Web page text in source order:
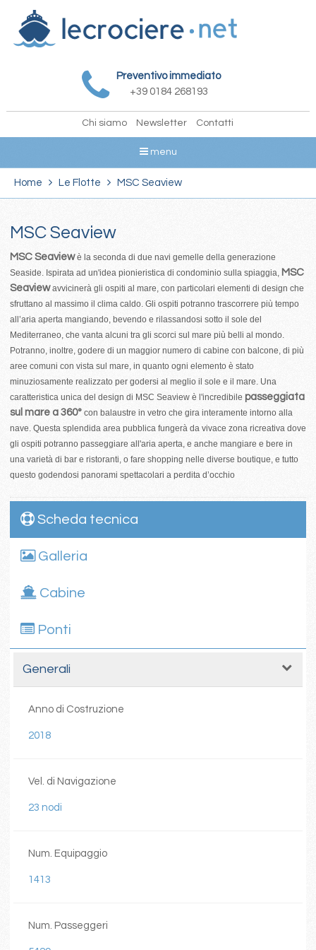
Preventivo immediato
+39 0184 268193
Chi siamo Newsletter Contatti
menu
Home Le Flotte MSC Seaview
MSC Seaview
MSC Seaviewè la seconda di due navi gemelle della generazione
Seaside. Ispirata ad un'idea pionieristica di condominio sulla spiaggia, MSC
Seaviewavvicinerà gli ospiti al mare, con particolari elementi di design che
sfruttano al massimo il clima caldo. Gli ospiti potranno trascorrere più tempo
all’aria aperta mangiando, bevendo e rilassandosi sotto il sole del
Mediterraneo, che vanta alcuni tra gli scorci sul mare più belli al mondo.
Potranno, inoltre, godere di un maggior numero di cabine con balcone, di più
aree comuni con vista sul mare, in quanto ogni elemento è stato
minuziosamente realizzato per godersi al meglio il sole e il mare. Una
caratteristica unica del design di MSC Seaview è l'incredibile passeggiata
sul mare a 360°con balaustre in vetro che gira interamente intorno alla
nave. Questa splendida area pubblica fungerà da vivace zona ricreativa dove
gli ospiti potranno passeggiare all'aria aperta, e anche mangiare e bere in
una varietà di bar e ristoranti, o fare shopping nelle diverse boutique, e tutto
questo godendosi panorami spettacolari a perdita d’occhio
Scheda tecnica
Galleria
Cabine
Ponti
Generali
Anno di Costruzione
2018
Vel. di Navigazione
23 nodi
Num. Equipaggio
1413
Num. Passeggeri